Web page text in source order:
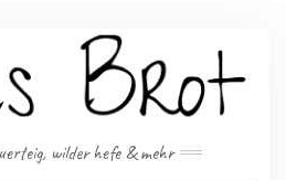
wilder hefe & mehr